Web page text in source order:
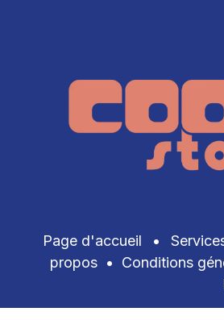
Page d'accueil •
propos • Conditions